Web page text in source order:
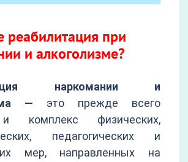
реабилитация при
и алкоголизме?
наркомании и
— это прежде всего
комплекс физических,
педагогических и
мер, направленных на